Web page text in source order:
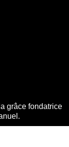
grâce fondatrice